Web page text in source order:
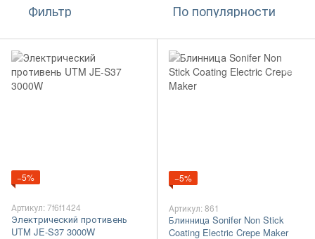
Фильтр По популярности
−5%
Артикул: 7f6f1424
Электрический противень
UTM JE-S37 3000W
−5%
Артикул: 861
Блинница Sonifer Non Stick
Coating Electric Crepe Maker